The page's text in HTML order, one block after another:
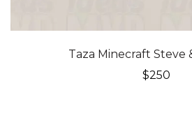
Taza Minecraft Steve
$250